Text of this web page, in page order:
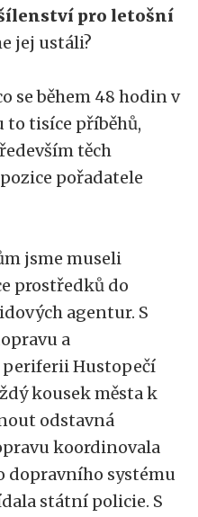
pro letošní
jej ustáli?
se během 48 hodin v
to tisíce příběhů,
těch
pořadatele
jsme museli
prostředků do
agentur. S
a
Hustopečí
kousek města k
odstavná
koordinovala
dopravního systému
státní policie. S